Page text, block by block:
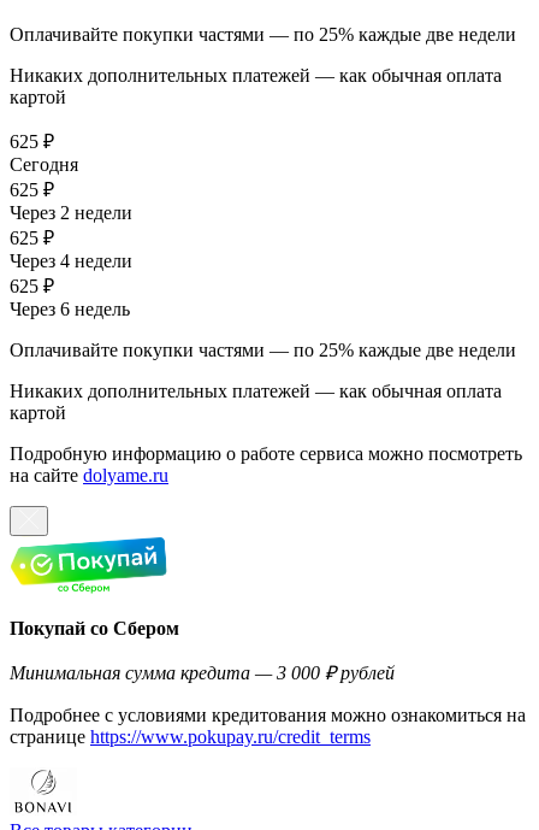
Оплачивайте покупки частями — по 25% каждые две недели
Никаких дополнительных платежей — как обычная оплата
картой
625 ₽
Сегодня
625 ₽
Через 2 недели
625 ₽
Через 4 недели
625 ₽
Через 6 недель
Оплачивайте покупки частями — по 25% каждые две недели
Никаких дополнительных платежей — как обычная оплата
картой
Подробную информацию о работе сервиса можно посмотреть
на сайте dolyame.ru
Покупай со Сбером
Минимальная сумма кредита — 3 000 ₽ рублей
Подробнее с условиями кредитования можно ознакомиться на
странице https://www.pokupay.ru/credit_terms